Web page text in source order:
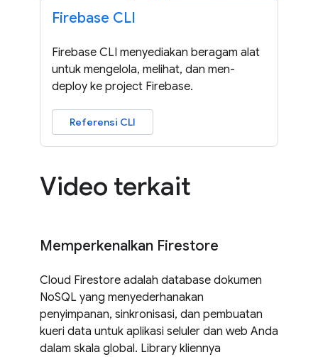
Firebase CLI
Firebase CLI menyediakan beragam alat
untuk mengelola, melihat, dan men-
deploy ke project Firebase.
Referensi CLI
Video terkait
Memperkenalkan Firestore
Cloud Firestore adalah database dokumen
NoSQL yang menyederhanakan
penyimpanan, sinkronisasi, dan pembuatan
kueri data untuk aplikasi seluler dan web Anda
dalam skala global. Library kliennya